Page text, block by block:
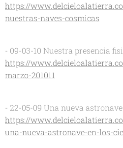
https://
nuestras-naves-cosmicas
- 09-03-10 Nuestra presencia
https://
marzo-201011
- 22-05-09 Una nueva
https://
una-nueva-astronave-en-los-